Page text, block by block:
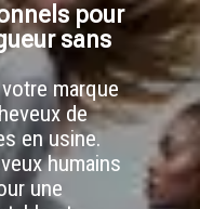
pour
sans
marque
de
en usine.
humains
une